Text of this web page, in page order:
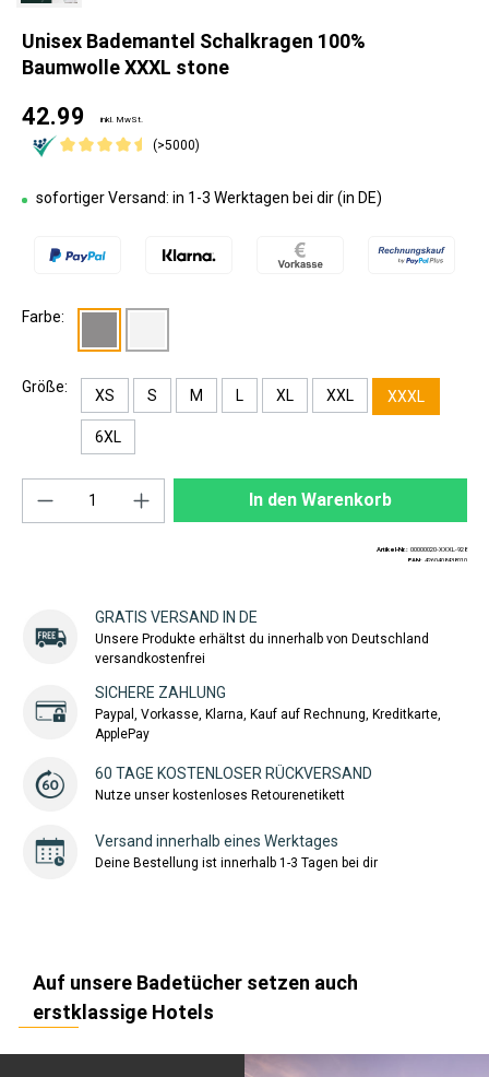
Unisex Bademantel Schalkragen 100%
Baumwolle XXXL stone
42.99 inkl. MwSt.
(>5000)
sofortiger Versand: in 1-3 Werktagen bei dir (in DE)
Farbe:
Größe: XS S M L XL XXL XXXL
6XL
Produkt Anzahl: Gib den gewünschten
In den Warenkorb
Artikel-Nr.: 00000020-XXXL-928
EAN: 4260408438010
GRATIS VERSAND IN DE
Unsere Produkte erhältst du innerhalb von Deutschland
versandkostenfrei
SICHERE ZAHLUNG
Paypal, Vorkasse, Klarna, Kauf auf Rechnung, Kreditkarte,
ApplePay
60 TAGE KOSTENLOSER RÜCKVERSAND
Nutze unser kostenloses Retourenetikett
Versand innerhalb eines Werktages
Deine Bestellung ist innerhalb 1-3 Tagen bei dir
Auf unsere Badetücher setzen auch
erstklassige Hotels